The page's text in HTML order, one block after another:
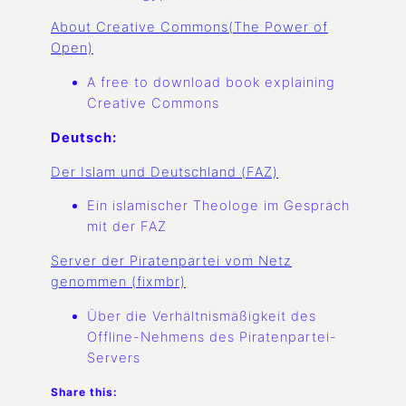
About Creative Commons(The Power of
Open)
A free to download book explaining
Creative Commons
Deutsch:
Der Islam und Deutschland (FAZ)
Ein islamischer Theologe im Gespräch
mit der FAZ
Server der Piratenpartei vom Netz
genommen (fixmbr)
Über die Verhältnismäßigkeit des
Offline-Nehmens des Piratenpartei-
Servers
Share this: